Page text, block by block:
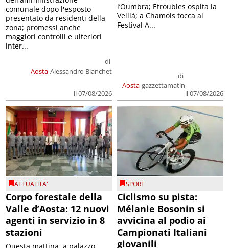
Aosta
di
Alessandro Bianchet
il 07/08/2026
comunale dopo l'esposto
presentato da residenti della
zona; promessi anche
maggiori controlli e ulteriori
inter...
Aosta
di
gazzettamatin
il 07/08/2026
l’Oumbra; Etroubles ospita la
Veillà; a Chamois tocca al
Festival A...
ATTUALITA'
Corpo forestale della
Valle d’Aosta: 12 nuovi
agenti in servizio in 8
stazioni
SPORT
Ciclismo su pista:
Mélanie Bosonin si
avvicina al podio ai
Campionati Italiani
giovanili